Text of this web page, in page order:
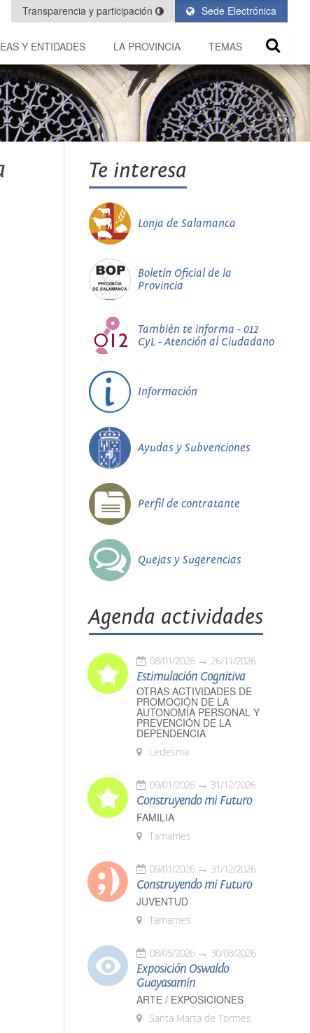
Sede Electrónica
Transparencia y participación
Y ENTIDADES LA PROVINCIA TEMAS
Te interesa
Lonja de Salamanca
Boletín Oficial de la
Provincia
También te informa - 012
CyL - Atención al Ciudadano
Información
Ayudas y Subvenciones
Perfil de contratante
Quejas y Sugerencias
Agenda actividades
08/01/2026 26/11/2026
Estimulación Cognitiva
OTRAS ACTIVIDADES DE
PROMOCIÓN DE LA
AUTONOMÍA PERSONAL Y
PREVENCIÓN DE LA
DEPENDENCIA
Ledesma
09/01/2026 31/12/2026
Construyendo mi Futuro
FAMILIA
Tamames
09/01/2026 31/12/2026
Construyendo mi Futuro
JUVENTUD
Tamames
08/05/2026 30/08/2026
Exposición Oswaldo
Guayasamín
ARTE / EXPOSICIONES
Santa Marta de Tormes